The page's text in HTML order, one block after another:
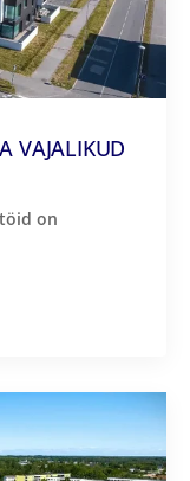
VAJALIKUD
on